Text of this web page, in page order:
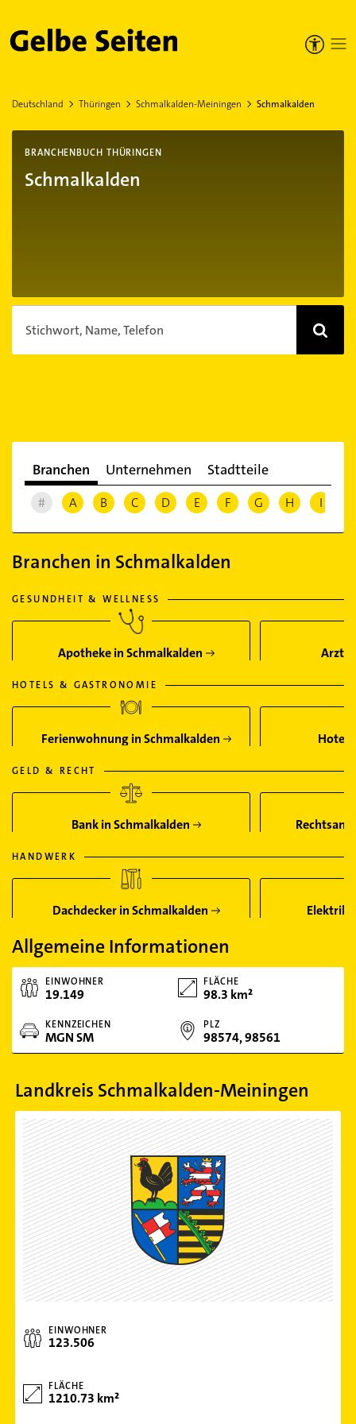
Gelbe Seiten
Deutschland Thüringen Schmalkalden-Meiningen Schmalkalden
BRANCHENBUCH THÜRINGEN
Schmalkalden
Stichwort, Name, Telefon
Branchen Unternehmen Stadtteile
# A B C D E F G H I
Branchen in Schmalkalden
GESUNDHEIT & WELLNESS
Apotheke in Schmalkalden Arzt
HOTELS & GASTRONOMIE
Ferienwohnung in Schmalkalden Hotel
GELD & RECHT
Bank in Schmalkalden
HANDWERK
Dachdecker in Schmalkalden
Allgemeine Informationen
EINWOHNER
19.149
FLÄCHE
98.3 km²
KENNZEICHEN
MGN SM
PLZ
98574, 98561
Landkreis Schmalkalden-Meiningen
EINWOHNER
123.506
FLÄCHE
1210.73 km²